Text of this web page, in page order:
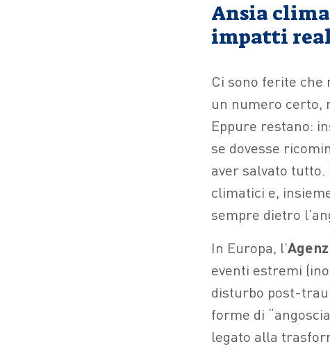
Ansia
impatti
Ci sono ferite
un numero certo,
Eppure restano:
se dovesse
aver salvato tutto.
climatici e,
sempre dietro
In Europa, l’
eventi estremi
disturbo post-
forme di
legato alla